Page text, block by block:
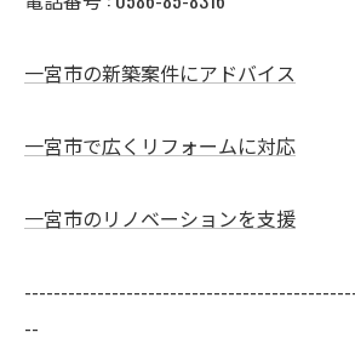
一宮市の新築案件にアドバイス
一宮市で広くリフォームに対応
一宮市のリノベーションを支援
--